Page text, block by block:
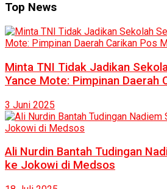
Top News
Minta TNI Tidak Jadikan
Yance Mote: Pimpinan Daerah
3 Juni 2025
Ali Nurdin Bantah Tudingan
ke Jokowi di Medsos